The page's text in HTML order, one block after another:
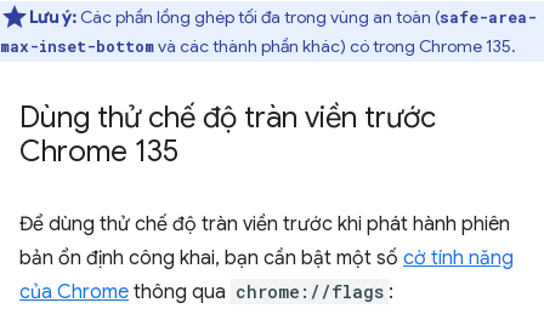
Lưu ý: Các phần lồng ghép tối đa trong vùng an toàn (safe-area-
max-inset-bottomvà các thành phần khác) có trong Chrome 135.
Dùng thử chế độ tràn viền trước
Chrome 135
Để dùng thử chế độ tràn viền trước khi phát hành phiên
bản ổn định công khai, bạn cần bật một số cờ tính năng
của Chrome thông qua chrome://flags :